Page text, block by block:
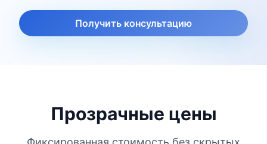
Получить консультацию
Прозрачные цены